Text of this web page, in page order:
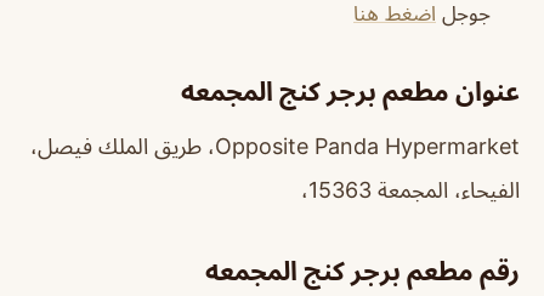
جوجل اضغط هنا
عنوان مطعم برجر كنج المجمعه
Opposite Panda Hypermarket، طريق الملك فيصل،
الفيحاء، المجمعة 15363،
رقم مطعم برجر كنج المجمعه